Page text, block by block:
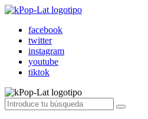
facebook
twitter
instagram
youtube
tiktok